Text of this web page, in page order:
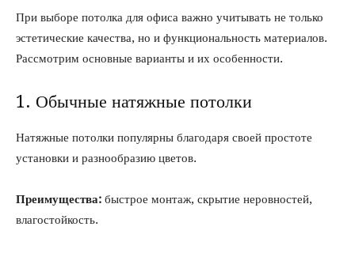
При выборе потолка для офиса важно учитывать не только
эстетические качества, но и функциональность материалов.
Рассмотрим основные варианты и их особенности.
1. Обычные натяжные потолки
Натяжные потолки популярны благодаря своей простоте
установки и разнообразию цветов.
Преимущества: быстрое монтаж, скрытие неровностей,
влагостойкость.